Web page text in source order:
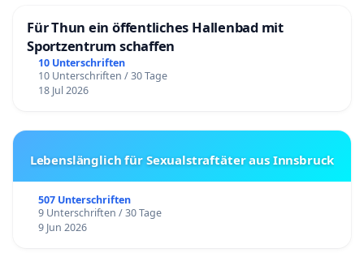
Für Thun ein öffentliches Hallenbad mit
Sportzentrum schaffen
10 Unterschriften
10 Unterschriften / 30 Tage
18 Jul 2026
Lebenslänglich für Sexualstraftäter aus Innsbruck
507 Unterschriften
9 Unterschriften / 30 Tage
9 Jun 2026